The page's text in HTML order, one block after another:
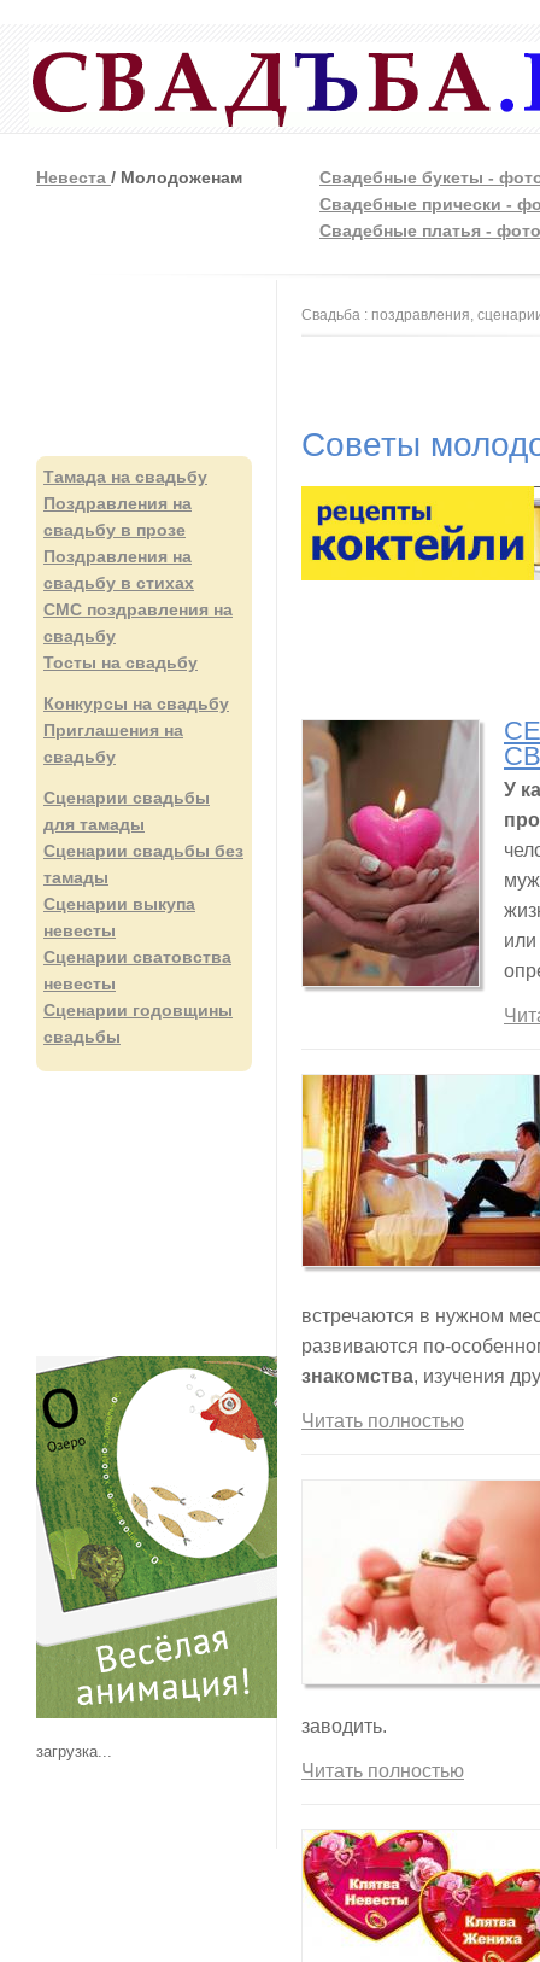
Невеста / Молодоженам
Свадебные букеты -
Свадебные прически -
Свадебные платья - фото
Тамада на свадьбу
Поздравления на
свадьбу в прозе
Поздравления на
свадьбу в стихах
СМС поздравления на
свадьбу
Тосты на свадьбу
Конкурсы на свадьбу
Приглашения на
свадьбу
Сценарии свадьбы
для тамады
Сценарии свадьбы без
тамады
Сценарии выкупа
невесты
Сценарии сватовства
невесты
Сценарии годовщины
свадьбы
загрузка...
Вы здесь
Свадьба : поздравления,
Советы
У
встречаются в нужном
развиваются по-
знакомства, изучения
Читать полностью
заводить.
Читать полностью